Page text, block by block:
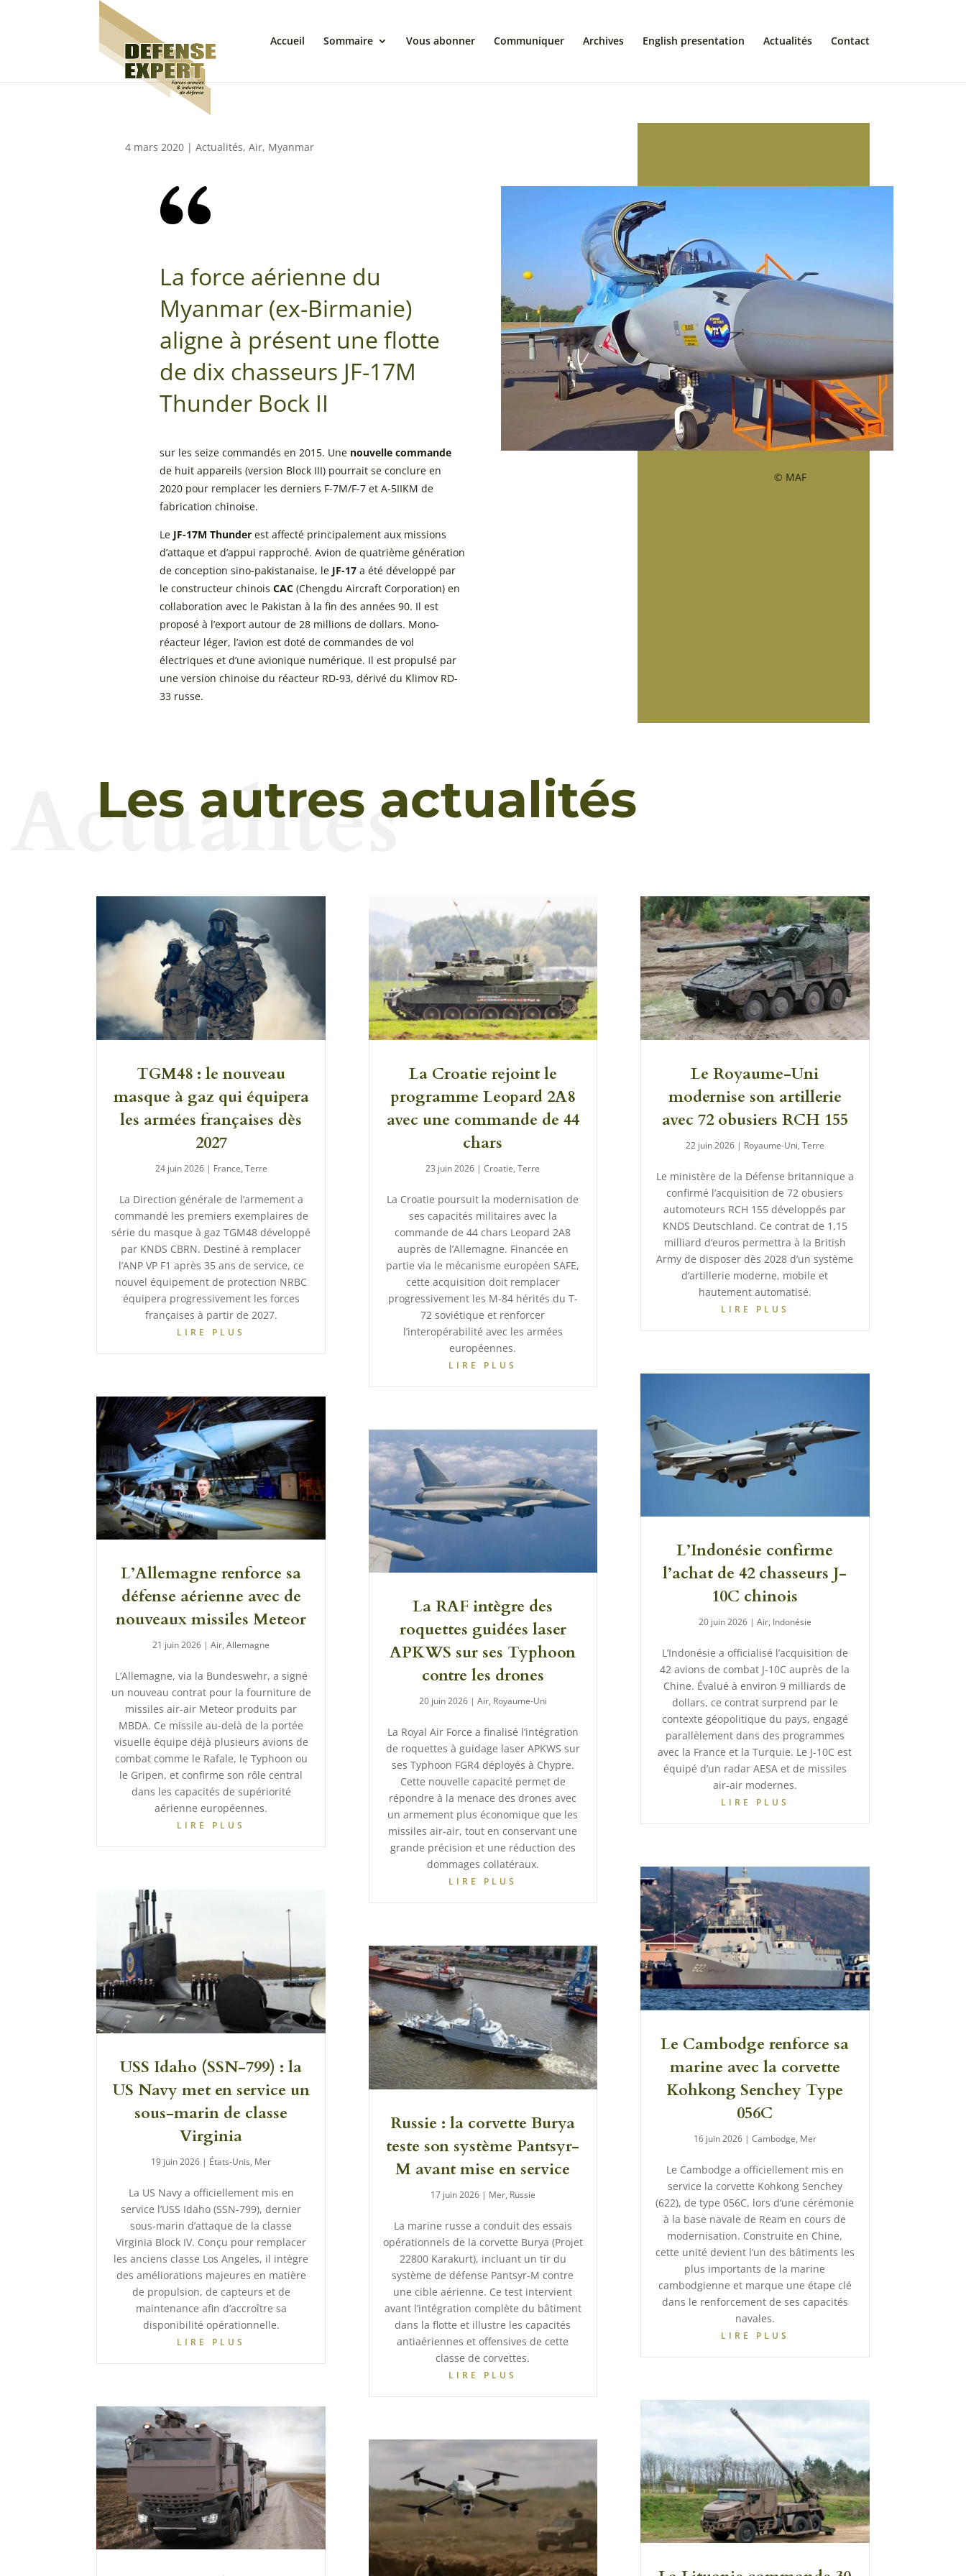
Accueil Sommaire Vous abonner Communiquer Archives English presentation Actualités Contact
4 mars 2020 |Actualités,Air, Myanmar
La force aérienne du
Myanmar (ex-Birmanie)
aligne à présent une flotte
de dix chasseurs JF-17M
Thunder Bock II
sur les seize commandés en 2015. Une nouvelle commande
de huit appareils (version Block III) pourrait se conclure en
2020 pour remplacer les derniers F-7M/F-7 et A-5IIKM de
fabrication chinoise.
Le JF-17M Thunder est affecté principalement aux missions
d’attaque et d’appui rapproché. Avion de quatrième génération
de conception sino-pakistanaise, le JF-17 a été développé par
le constructeur chinois CAC (Chengdu Aircraft Corporation) en
collaboration avec le Pakistan à la fin des années 90. Il est
proposé à l’export autour de 28 millions de dollars. Mono-
réacteur léger, l’avion est doté de commandes de vol
électriques et d’une avionique numérique. Il est propulsé par
une version chinoise du réacteur RD-93, dérivé du Klimov RD-
33 russe.
© MAF
Les autres actualités
Actualités
TGM48 : le nouveau
masque à gaz qui équipera
les armées françaises dès
2027
24 juin 2026| France, Terre
La Direction générale de l’armement a
commandé les premiers exemplaires de
série du masque à gaz TGM48 développé
par KNDS CBRN. Destiné à remplacer
l’ANP VP F1 après 35 ans de service, ce
nouvel équipement de protection NRBC
équipera progressivement les forces
françaises à partir de 2027.
LIRE PLUS
L’Allemagne renforce sa
défense aérienne avec de
nouveaux missiles Meteor
21 juin 2026 |Air,Allemagne
L’Allemagne, via la Bundeswehr, a signé
un nouveau contrat pour la fourniture de
missiles air-air Meteor produits par
MBDA. Ce missile au-delà de la portée
visuelle équipe déjà plusieurs avions de
combat comme le Rafale, le Typhoon ou
le Gripen, et confirme son rôle central
dans les capacités de supériorité
aérienne européennes.
LIRE PLUS
USS Idaho (SSN-799) : la
US Navy met en service un
sous-marin de classe
Virginia
19 juin 2026 | États-Unis, Mer
La US Navy a officiellement mis en
service l’USS Idaho (SSN-799), dernier
sous-marin d’attaque de la classe
Virginia Block IV. Conçu pour remplacer
les anciens classe Los Angeles, il intègre
des améliorations majeures en matière
de propulsion, de capteurs et de
maintenance afin d’accroître sa
disponibilité opérationnelle.
LIRE PLUS
La Croatie rejoint le
programme Leopard 2A8
avec une commande de 44
chars
23 juin 2026 |Croatie,Terre
La Croatie poursuit la modernisation de
ses capacités militaires avec la
commande de 44 chars Leopard 2A8
auprès de l’Allemagne. Financée en
partie via le mécanisme européen SAFE,
cette acquisition doit remplacer
progressivement les M-84 hérités du T-
72 soviétique et renforcer
l’interopérabilité avec les armées
européennes.
LIRE PLUS
La RAF intègre des
roquettes guidées laser
APKWS sur ses Typhoon
contre les drones
20 juin 2026| Air, Royaume-Uni
La Royal Air Force a finalisé l’intégration
de roquettes à guidage laser APKWS sur
ses Typhoon FGR4 déployés à Chypre.
Cette nouvelle capacité permet de
répondre à la menace des drones avec
un armement plus économique que les
missiles air-air, tout en conservant une
grande précision et une réduction des
dommages collatéraux.
LIRE PLUS
Russie : la corvette Burya
teste son système Pantsyr-
M avant mise en service
17 juin 2026| Mer, Russie
La marine russe a conduit des essais
opérationnels de la corvette Burya (Projet
22800 Karakurt), incluant un tir du
système de défense Pantsyr-M contre
une cible aérienne. Ce test intervient
avant l’intégration complète du bâtiment
dans la flotte et illustre les capacités
antiaériennes et offensives de cette
classe de corvettes.
LIRE PLUS
Le Royaume-Uni
modernise son artillerie
avec 72 obusiers RCH 155
22 juin 2026| Royaume-Uni, Terre
Le ministère de la Défense britannique a
confirmé l’acquisition de 72 obusiers
automoteurs RCH 155 développés par
KNDS Deutschland. Ce contrat de 1,15
milliard d’euros permettra à la British
Army de disposer dès 2028 d’un système
d’artillerie moderne, mobile et
hautement automatisé.
LIRE PLUS
L’Indonésie confirme
l’achat de 42 chasseurs J-
10C chinois
20 juin 2026| Air, Indonésie
L’Indonésie a officialisé l’acquisition de
42 avions de combat J-10C auprès de la
Chine. Évalué à environ 9 milliards de
dollars, ce contrat surprend par le
contexte géopolitique du pays, engagé
parallèlement dans des programmes
avec la France et la Turquie. Le J-10C est
équipé d’un radar AESA et de missiles
air-air modernes.
LIRE PLUS
Le Cambodge renforce sa
marine avec la corvette
Kohkong Senchey Type
056C
16 juin 2026| Cambodge, Mer
Le Cambodge a officiellement mis en
service la corvette Kohkong Senchey
(622), de type 056C, lors d’une cérémonie
à la base navale de Ream en cours de
modernisation. Construite en Chine,
cette unité devient l’un des bâtiments les
plus importants de la marine
cambodgienne et marque une étape clé
dans le renforcement de ses capacités
navales.
LIRE PLUS